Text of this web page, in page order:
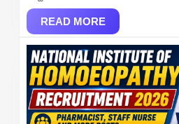
READ MOREREAD
MORE